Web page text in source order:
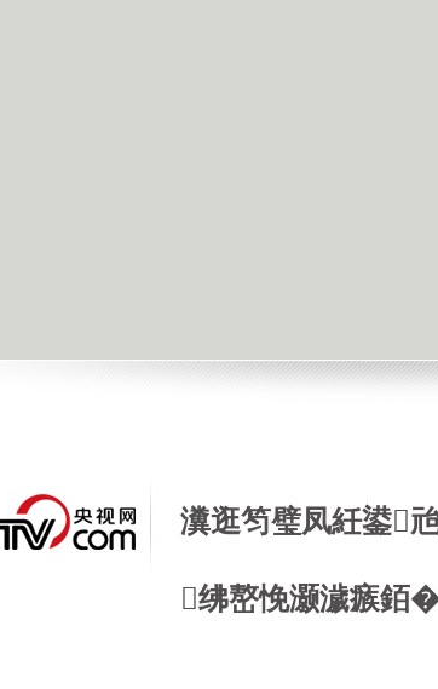
瀵逛笉璧凤紝鍙
绋嶅悗灏濊瘯銆